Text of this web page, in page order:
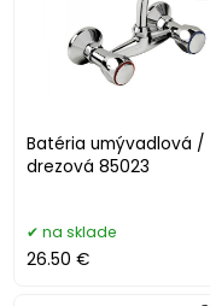
Batéria umývadlová /
drezová 85023
na sklade
26.50 €